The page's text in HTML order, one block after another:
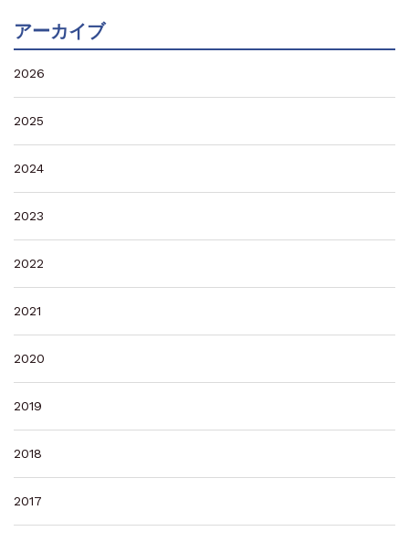
アーカイブ
2026
2025
2024
2023
2022
2021
2020
2019
2018
2017